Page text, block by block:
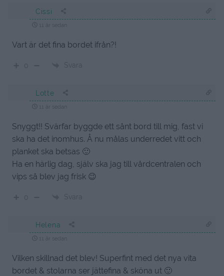
Cissi
Vart är det fina bordet ifrån?!
Svara
Lotte
Snyggt!! Svärfar byggde ett sånt bord till mig, fast vi
ska ha det inomhus. Å nu målas underredet vitt och
planket ska betsas 🙂
Ha en härlig dag, själv ska jag till vårdcentralen och
vips så blev jag frisk 😉
Svara
Helena
Vilken skillnad det blev! Superfint med det nya vita
bordet & stolarna ser jättefina & sköna ut 🙂